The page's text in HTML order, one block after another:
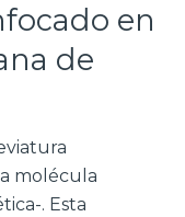
en
de
molécula
. Esta